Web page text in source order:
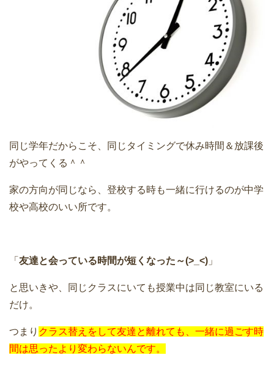
同じ学年だからこそ、同じタイミングで休み時間＆放課後
がやってくる＾＾
家の方向が同じなら、登校する時も一緒に行けるのが中学
校や高校のいい所です。
「 友達と会っている時間が短くなった～(>_<) 」
と思いきや、同じクラスにいても授業中は同じ教室にいる
だけ。
つまり クラス替えをして友達と離れても、一緒に過ごす時
間は思ったより変わらないんです。